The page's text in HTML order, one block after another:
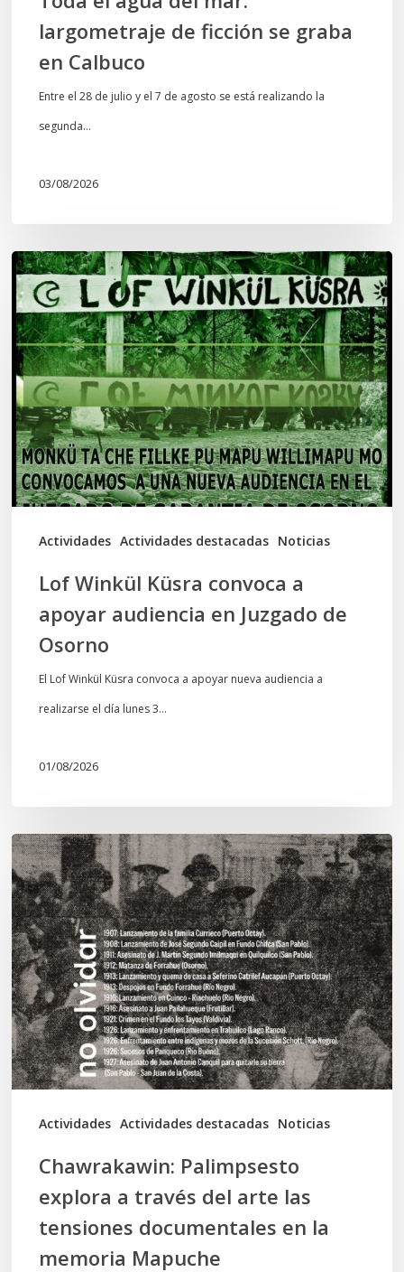
largometraje de ficción se graba
en Calbuco
Entre el 28 de julio y el 7 de agosto se está realizando la
segunda…
03/08/2026
Actividades Actividades destacadas Noticias
Lof
Winkül
Küsra
convoca
a
apoyar
audiencia
en
Juzgado
Lof Winkül Küsra convoca a
apoyar audiencia en Juzgado de
Osorno
El Lof Winkül Küsra convoca a apoyar nueva audiencia a
realizarse el día lunes 3…
01/08/2026
Actividades Actividades destacadas Noticias
Chawrakawin:
Palimpsesto
explora
a
través
del
arte
las
tensiones
documentales
memoria
Mapuche
Chawrakawin: Palimpsesto
explora a través del arte las
tensiones documentales en la
memoria Mapuche